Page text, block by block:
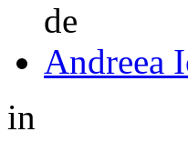
de
Andreea
in